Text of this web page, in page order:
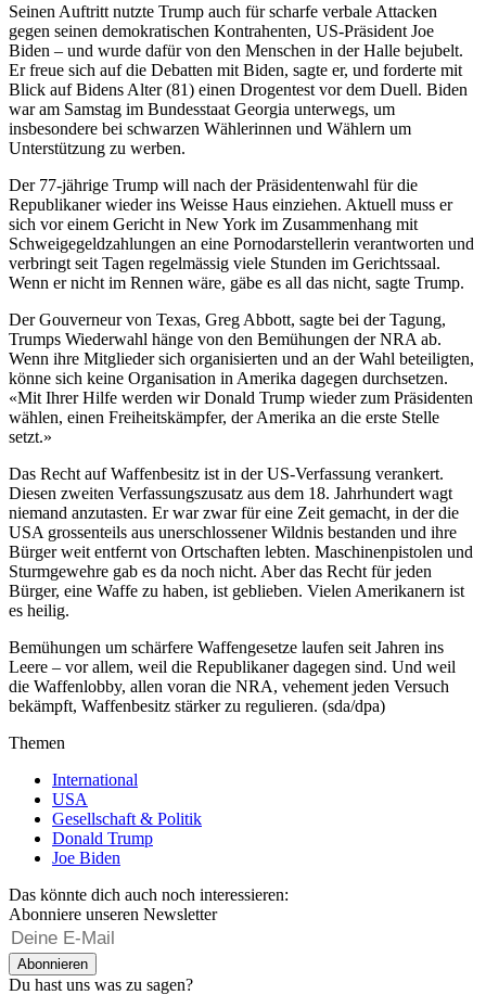
Seinen Auftritt nutzte Trump auch für scharfe verbale Attacken
gegen seinen demokratischen Kontrahenten, US-Präsident Joe
Biden – und wurde dafür von den Menschen in der Halle bejubelt.
Er freue sich auf die Debatten mit Biden, sagte er, und forderte mit
Blick auf Bidens Alter (81) einen Drogentest vor dem Duell. Biden
war am Samstag im Bundesstaat Georgia unterwegs, um
insbesondere bei schwarzen Wählerinnen und Wählern um
Unterstützung zu werben.
Der 77-jährige Trump will nach der Präsidentenwahl für die
Republikaner wieder ins Weisse Haus einziehen. Aktuell muss er
sich vor einem Gericht in New York im Zusammenhang mit
Schweigegeldzahlungen an eine Pornodarstellerin verantworten und
verbringt seit Tagen regelmässig viele Stunden im Gerichtssaal.
Wenn er nicht im Rennen wäre, gäbe es all das nicht, sagte Trump.
Der Gouverneur von Texas, Greg Abbott, sagte bei der Tagung,
Trumps Wiederwahl hänge von den Bemühungen der NRA ab.
Wenn ihre Mitglieder sich organisierten und an der Wahl beteiligten,
könne sich keine Organisation in Amerika dagegen durchsetzen.
«Mit Ihrer Hilfe werden wir Donald Trump wieder zum Präsidenten
wählen, einen Freiheitskämpfer, der Amerika an die erste Stelle
setzt.»
Das Recht auf Waffenbesitz ist in der US-Verfassung verankert.
Diesen zweiten Verfassungszusatz aus dem 18. Jahrhundert wagt
niemand anzutasten. Er war zwar für eine Zeit gemacht, in der die
USA grossenteils aus unerschlossener Wildnis bestanden und ihre
Bürger weit entfernt von Ortschaften lebten. Maschinenpistolen und
Sturmgewehre gab es da noch nicht. Aber das Recht für jeden
Bürger, eine Waffe zu haben, ist geblieben. Vielen Amerikanern ist
es heilig.
Bemühungen um schärfere Waffengesetze laufen seit Jahren ins
Leere – vor allem, weil die Republikaner dagegen sind. Und weil
die Waffenlobby, allen voran die NRA, vehement jeden Versuch
bekämpft, Waffenbesitz stärker zu regulieren. (sda/dpa)
Themen
International
USA
Gesellschaft & Politik
Donald Trump
Joe Biden
Das könnte dich auch noch interessieren:
Abonniere unseren Newsletter
Abonnieren
Du hast uns was zu sagen?